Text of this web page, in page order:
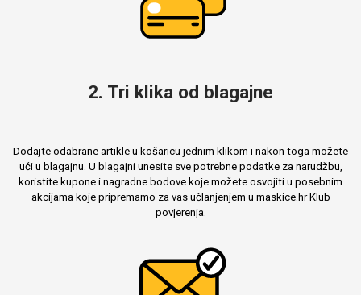
2. Tri klika od blagajne
Dodajte odabrane artikle u košaricu jednim klikom i nakon toga možete
ući u blagajnu. U blagajni unesite sve potrebne podatke za narudžbu,
koristite kupone i nagradne bodove koje možete osvojiti u posebnim
akcijama koje pripremamo za vas učlanjenjem u maskice.hr Klub
povjerenja.